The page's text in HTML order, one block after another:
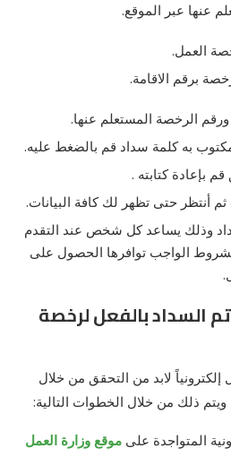
عنها عبر الموقع.
العمل.
برقم الاقامة.
ورقم الرخصة المستعلم عنها.
به كلمة سداد قم بالضغط عليه.
بإعادة كتابته .
أنتظر حتى تظهر لك كافة البيانات.
وذلك يساعد كل شخص عند التقدم
الواجب توافرها الحصول على
السداد بالفعل لرخصة
لابد من التحقق من خلال
ذلك من خلال الخطوات التالية:
المتواجدة على موقع وزارة العمل